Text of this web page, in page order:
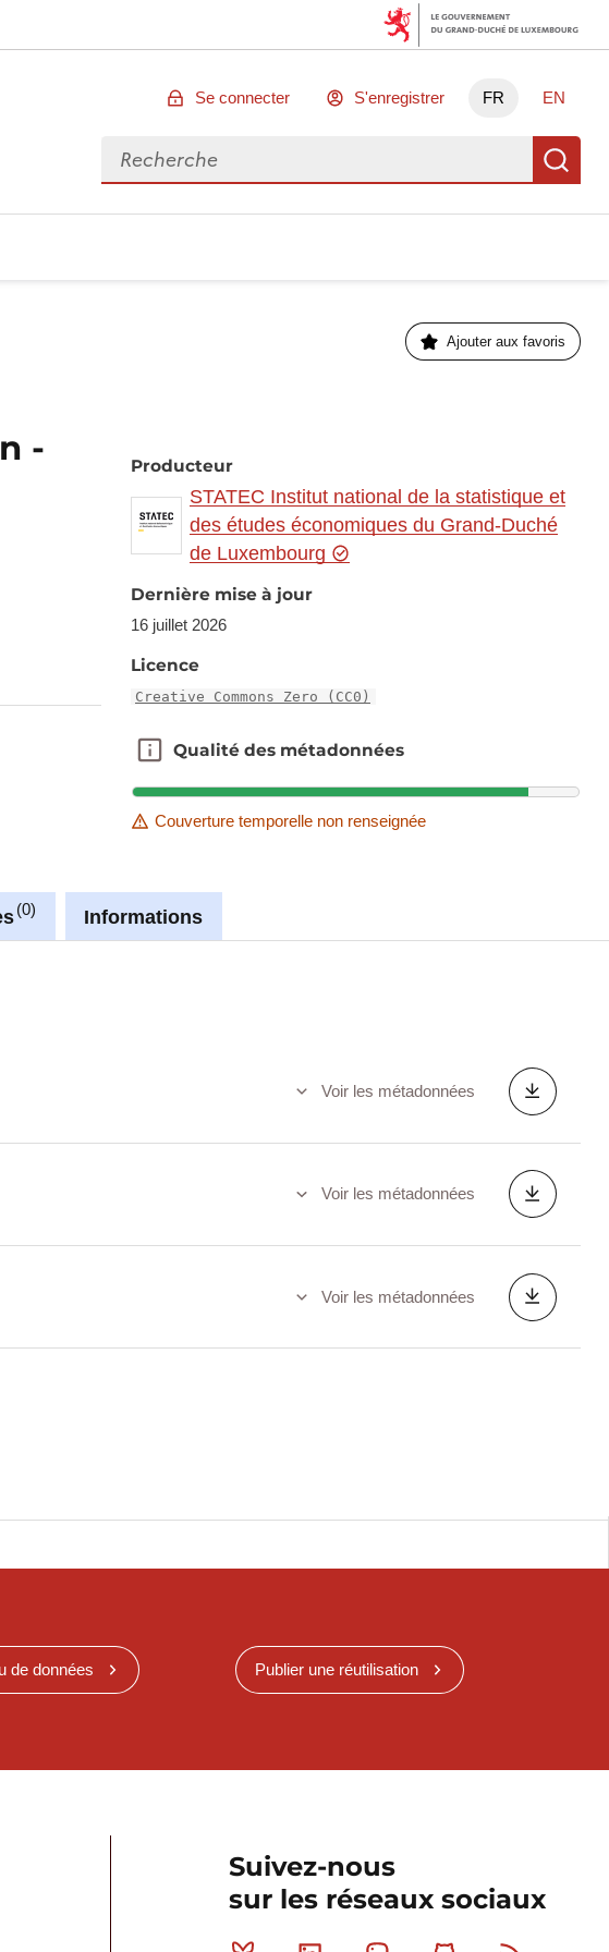
Se connecter S'enregistrer FR EN
Rechercher des données
Ajouter aux favoris
-
Producteur
STATEC Institut national de la statistique et
des études économiques du Grand-Duché
de Luxembourg
Dernière mise à jour
16 juillet 2026
Licence
Creative Commons Zero (CC0)
Qualité des métadonnées
Qualité des métadonnées
Couverture temporelle non renseignée
0 Informations
Voir les métadonnées
Voir les métadonnées
Voir les métadonnées
de données Publier une réutilisation
Suivez-nous
sur les réseaux sociaux